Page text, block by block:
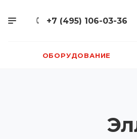
+7 (495) 106-03-36
ОБОРУДОВАНИЕ